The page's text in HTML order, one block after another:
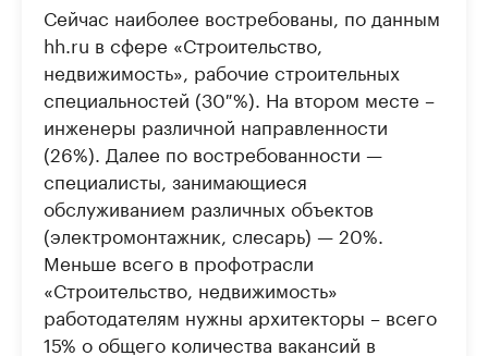
Сейчас наиболее востребованы, по данным
hh.ru в сфере «Строительство,
недвижимость», рабочие строительных
специальностей (30 %). На втором месте –
инженеры различной направленности
(26%). Далее по востребованности —
специалисты, занимающиеся
обслуживанием различных объектов
(электромонтажник, слесарь) — 20%.
Меньше всего в профотрасли
«Строительство, недвижимость»
работодателям нужны архитекторы – всего
15% о общего количества вакансий в